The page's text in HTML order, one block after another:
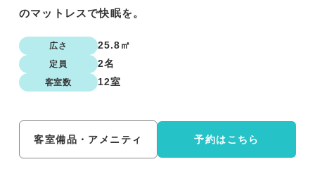
のマットレスで快眠を。
広さ 25.8㎡
定員 2名
客室数 12室
客室備品・アメニティ 予約はこちら